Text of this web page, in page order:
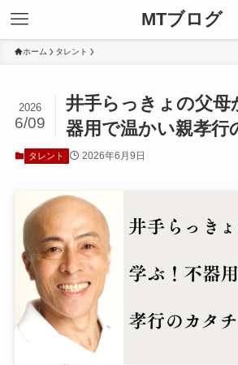
MTブログ
ホーム タレント
井手らっきょの父母
器用で温かい親孝行
2026
6/09
タレント 2026年6月9日